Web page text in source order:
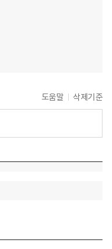
도움말 삭제기준